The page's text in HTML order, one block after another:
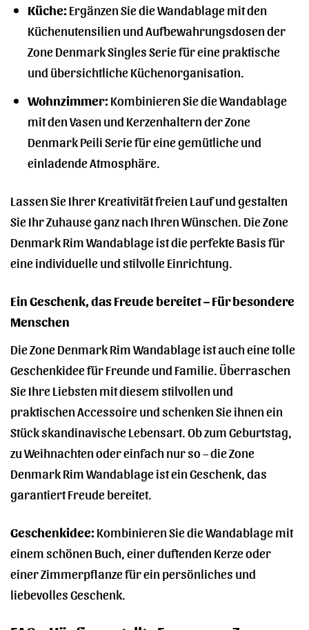
Küche:Ergänzen Sie die Wandablage mit den
Küchenutensilien und Aufbewahrungsdosen der
Zone Denmark Singles Serie für eine praktische
und übersichtliche Küchenorganisation.
Wohnzimmer:Kombinieren Sie die Wandablage
mit den Vasen und Kerzenhaltern der Zone
Denmark Peili Serie für eine gemütliche und
einladende Atmosphäre.
Lassen Sie Ihrer Kreativität freien Lauf und gestalten
Sie Ihr Zuhause ganz nach Ihren Wünschen. Die Zone
Denmark Rim Wandablage ist die perfekte Basis für
eine individuelle und stilvolle Einrichtung.
Ein Geschenk, das Freude bereitet – Für besondere
Menschen
Die Zone Denmark Rim Wandablage ist auch eine tolle
Geschenkidee für Freunde und Familie. Überraschen
Sie Ihre Liebsten mit diesem stilvollen und
praktischen Accessoire und schenken Sie ihnen ein
Stück skandinavische Lebensart. Ob zum Geburtstag,
zu Weihnachten oder einfach nur so – die Zone
Denmark Rim Wandablage ist ein Geschenk, das
garantiert Freude bereitet.
Geschenkidee:Kombinieren Sie die Wandablage mit
einem schönen Buch, einer duftenden Kerze oder
einer Zimmerpflanze für ein persönliches und
liebevolles Geschenk.